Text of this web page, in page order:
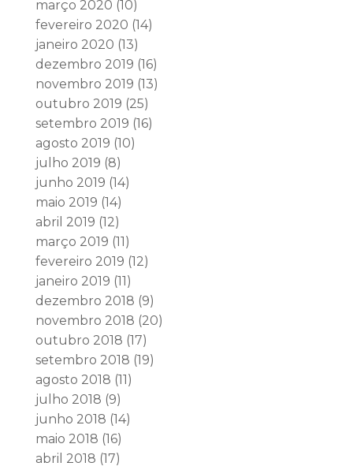
março 2020 (10)
fevereiro 2020 (14)
janeiro 2020 (13)
dezembro 2019 (16)
novembro 2019 (13)
outubro 2019 (25)
setembro 2019 (16)
agosto 2019 (10)
julho 2019 (8)
junho 2019 (14)
maio 2019 (14)
abril 2019 (12)
março 2019 (11)
fevereiro 2019 (12)
janeiro 2019 (11)
dezembro 2018 (9)
novembro 2018 (20)
outubro 2018 (17)
setembro 2018 (19)
agosto 2018 (11)
julho 2018 (9)
junho 2018 (14)
maio 2018 (16)
abril 2018 (17)